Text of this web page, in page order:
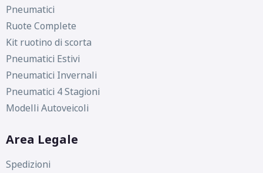
Pneumatici
Ruote Complete
Kit ruotino di scorta
Pneumatici Estivi
Pneumatici Invernali
Pneumatici 4 Stagioni
Modelli Autoveicoli
Area Legale
Spedizioni